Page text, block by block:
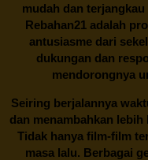
mudah dan
Rebahan21 adalah
antusiasme dari
dukungan dan
mendorongnya
Seiring berjalannya
dan menambahkan
Tidak hanya film-film
masa lalu. Berbagai